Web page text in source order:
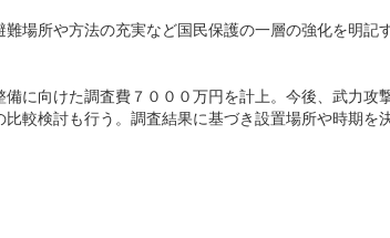
場所や方法の充実など国民保護の一層の強化を明記
に向けた調査費７０００万円を計上。今後、武力攻
較検討も行う。調査結果に基づき設置場所や時期を決